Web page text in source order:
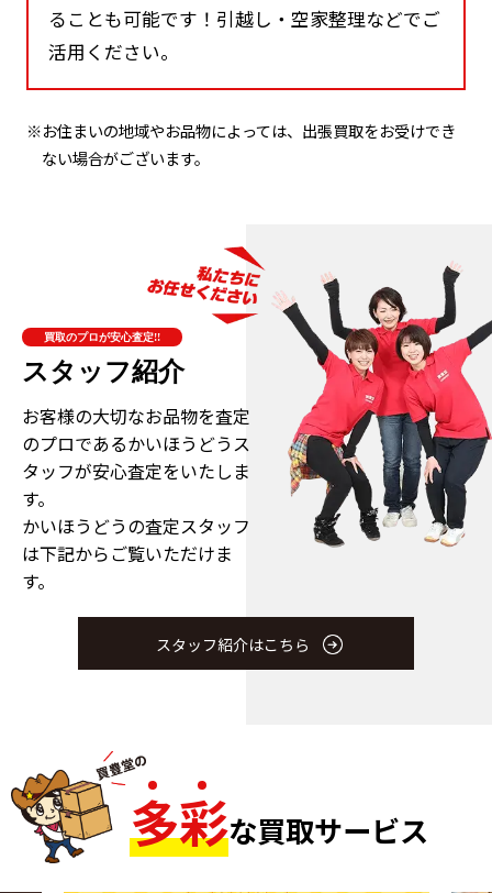
ることも可能です！引越し・空家整理などでご
活用ください。
※お住まいの地域やお品物によっては、出張買取をお受けでき
ない場合がございます。
買取のプロが安心査定!!
スタッフ紹介
お客様の大切なお品物を査定
のプロであるかいほうどうス
タッフが安心査定をいたしま
す。
かいほうどうの査定スタッフ
は下記からご覧いただけま
す。
スタッフ紹介はこちら
多彩な買取サービス